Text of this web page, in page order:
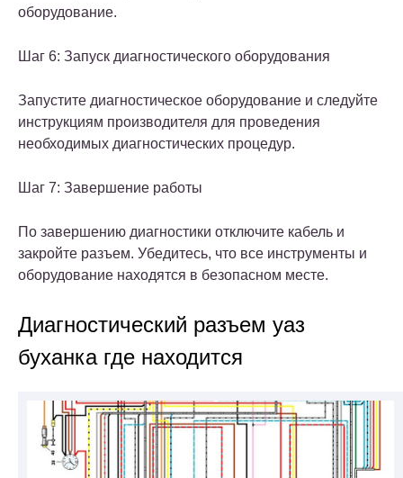
оборудование.
Шаг 6: Запуск диагностического оборудования
Запустите диагностическое оборудование и следуйте
инструкциям производителя для проведения
необходимых диагностических процедур.
Шаг 7: Завершение работы
По завершению диагностики отключите кабель и
закройте разъем. Убедитесь, что все инструменты и
оборудование находятся в безопасном месте.
Диагностический разъем уаз
буханка где находится